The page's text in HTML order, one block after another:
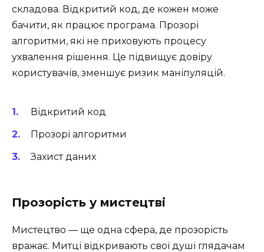
складова. Відкритий код, де кожен може
бачити, як працює програма. Прозорі
алгоритми, які не приховують процесу
ухвалення рішення. Це підвищує довіру
користувачів, зменшує ризик маніпуляцій.
Відкритий код
Прозорі алгоритми
Захист даних
Прозорість у мистецтві
Мистецтво — ще одна сфера, де прозорість
вражає. Митці відкривають свої душі глядачам